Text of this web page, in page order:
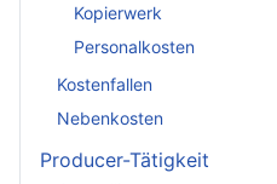
Kopierwerk
Personalkosten
Kostenfallen
Nebenkosten
Producer-Tätigkeit